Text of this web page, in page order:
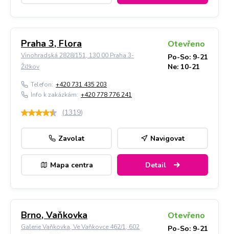
Praha 3, Flora
Vinohradská 2828/151, 130 00 Praha 3-
Žižkov
Otevřeno
Po-So: 9-21
Ne: 10-21
Telefon: +420 731 435 203
Info k zakázkám: +420 778 776 241
(1319)
Zavolat Navigovat
Mapa centra Detail
Brno, Vaňkovka
Galerie Vaňkovka, Ve Vaňkovce 462/1, 602
Otevřeno
Po-So: 9-21